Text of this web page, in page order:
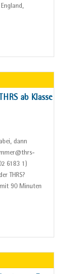
ab Klasse
dann
6183 1)
THRS?
90 Minuten